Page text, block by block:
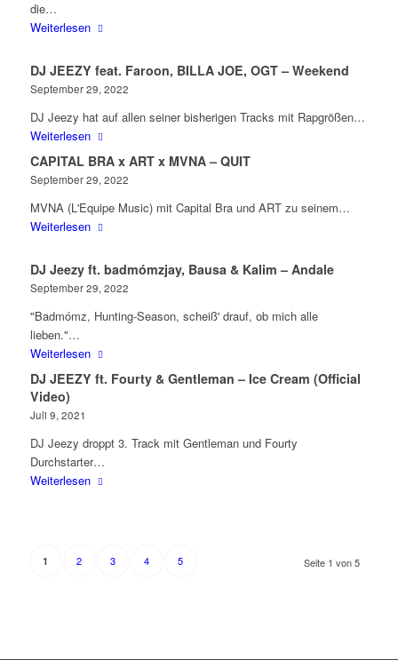
die…
Weiterlesen
DJ JEEZY feat. Faroon, BILLA JOE, OGT – Weekend
September 29, 2022
DJ Jeezy hat auf allen seiner bisherigen Tracks mit Rapgrößen…
Weiterlesen
CAPITAL BRA x ART x MVNA – QUIT
September 29, 2022
MVNA (L'Equipe Music) mit Capital Bra und ART zu seinem…
Weiterlesen
DJ Jeezy ft. badmómzjay, Bausa & Kalim – Andale
September 29, 2022
"Badmómz, Hunting-Season, scheiß' drauf, ob mich alle
lieben."…
Weiterlesen
DJ JEEZY ft. Fourty & Gentleman – Ice Cream (Official
Video)
Juli 9, 2021
DJ Jeezy droppt 3. Track mit Gentleman und Fourty
Durchstarter…
Weiterlesen
Seite 1 von 5
1 2 3 4 5